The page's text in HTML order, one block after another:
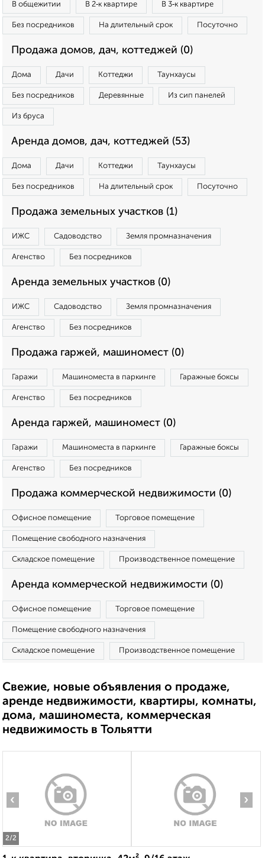
В общежитии В 2‑к квартире В 3‑к квартире
Без посредников На длительный срок Посуточно
Продажа домов, дач, коттеджей (0)
Дома Дачи Коттеджи Таунхаусы
Без посредников Деревянные Из сип панелей
Из бруса
Аренда домов, дач, коттеджей (53)
Дома Дачи Коттеджи Таунхаусы
Без посредников На длительный срок Посуточно
Продажа земельных участков (1)
ИЖС Садоводство Земля промназначения
Агенство Без посредников
Аренда земельных участков (0)
ИЖС Садоводство Земля промназначения
Агенство Без посредников
Продажа гаржей, машиномест (0)
Гаражи Машиноместа в паркинге Гаражные боксы
Агенство Без посредников
Аренда гаржей, машиномест (0)
Гаражи Машиноместа в паркинге Гаражные боксы
Агенство Без посредников
Продажа коммерческой недвижимости (0)
Офисное помещение Торговое помещение
Помещение свободного назначения
Складское помещение Производственное помещение
Аренда коммерческой недвижимости (0)
Офисное помещение Торговое помещение
Помещение свободного назначения
Складское помещение Производственное помещение
Свежие, новые объявления о продаже,
аренде недвижимости, квартиры, комнаты,
дома, машиноместа, коммерческая
недвижимость в Тольятти
2/2
‹ ›